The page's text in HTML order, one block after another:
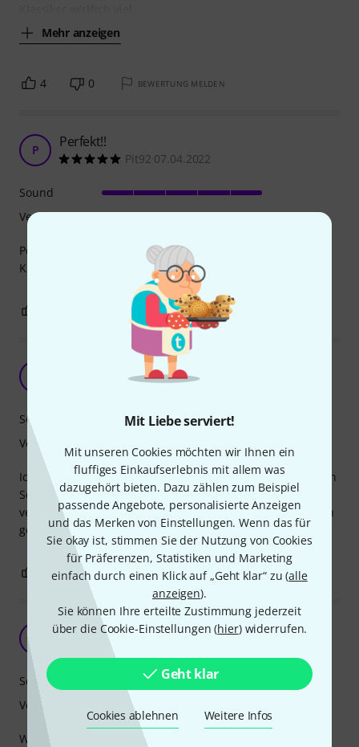
Mit Liebe serviert!
Mit unseren Cookies möchten wir Ihnen ein
fluffiges Einkaufserlebnis mit allem was
dazugehört bieten. Dazu zählen zum Beispiel
passende Angebote, personalisierte Anzeigen
und das Merken von Einstellungen. Wenn das für
Sie okay ist, stimmen Sie der Nutzung von Cookies
für Präferenzen, Statistiken und Marketing
einfach durch einen Klick auf „Geht klar“ zu (alle
anzeigen).
Sie können Ihre erteilte Zustimmung jederzeit
über die Cookie-Einstellungen (hier) widerrufen.
Geht klar
Cookies ablehnen Weitere Infos
Mehr anzeigen
4 0 BEWERTUNG MELDEN
P Perfekt!!
Pit92 07.04.2022
Perfekte Wahl für einen schönen, reinen, offenen, klaren
Klang!
Sound
Verarbeitung
BEWERTUNG MELDEN
Bewährtes REMO Produkt
Liederbär 25.03.2022
Ich hab das Fell auf einer 10" Tama Snare an meinem Cajon
Set und bin begeistert vom Sound, den die Snare in
verbindung mit dem neuen Fell bringt. ´Genau das, was ich
gesucht habe.
Sound
Verarbeitung
0 BEWERTUNG MELDEN
Ambassador Forever !!
Was kann man zu diesem Produkt noch schreiben.
Sound
Verarbeitung